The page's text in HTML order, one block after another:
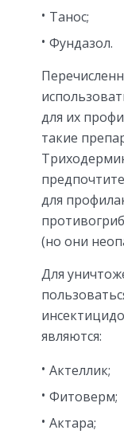
Танос;
Фундазол.
для их
такие
для
(но они
Для
являются:
Актеллик;
Фитоверм;
Актара;